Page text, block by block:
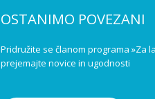
OSTANIMO POVEZANI
Pridružite se članom programa »Za
prejemajte novice in ugodnosti